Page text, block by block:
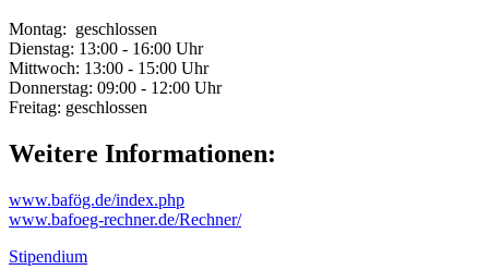
Montag: geschlossen
Dienstag: 13:00 - 16:00 Uhr
Mittwoch: 13:00 - 15:00 Uhr
Donnerstag: 09:00 - 12:00 Uhr
Freitag: geschlossen
Wei­te­re In­for­ma­tio­nen:
www.bafög.de/index.php
www.bafoeg-rechner.de/Rechner/
Stipendium